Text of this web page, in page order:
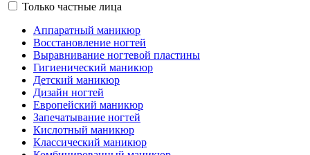
Только частные лица
Аппаратный маникюр
Восстановление ногтей
Выравнивание ногтевой пластины
Гигиенический маникюр
Детский маникюр
Дизайн ногтей
Европейский маникюр
Запечатывание ногтей
Кислотный маникюр
Классический маникюр